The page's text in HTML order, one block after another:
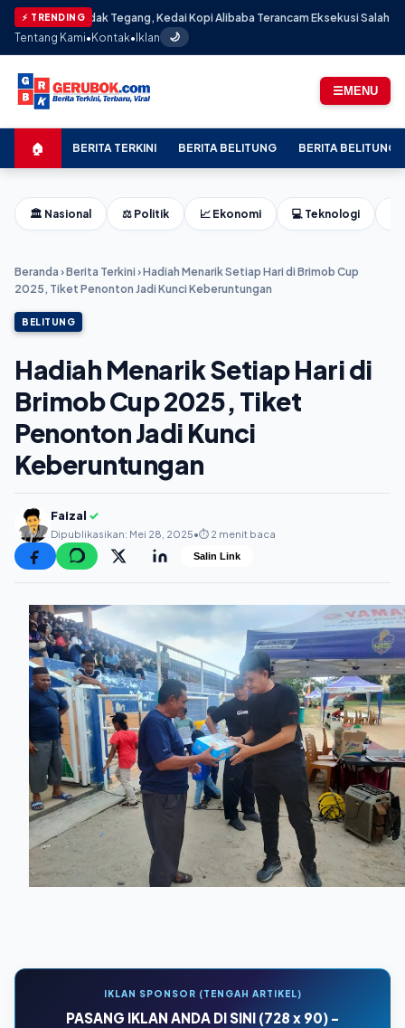
⚡ TRENDINGTegang, Kedai Kopi Alibaba Terancam Eksekusi Salah Sasaran:
Tentang Kami•Kontak•Iklan 🌙
☰MENU
🏠 BERITA TERKINI BERITA BELITUNG BERITA BELITUNG
🏛️ Nasional ⚖️ Politik 📈 Ekonomi 💻 Teknologi
Beranda ›Berita Terkini ›Hadiah Menarik Setiap Hari di Brimob Cup
2025, Tiket Penonton Jadi Kunci Keberuntungan
BELITUNG
Hadiah Menarik Setiap Hari di
Brimob Cup 2025, Tiket
Penonton Jadi Kunci
Keberuntungan
Faizal ✓
Dipublikasikan: Mei 28, 2025•⏱️ 2 menit baca
Salin Link
IKLAN SPONSOR (TENGAH ARTIKEL)
PASANG IKLAN ANDA DI SINI (728 x 90) -